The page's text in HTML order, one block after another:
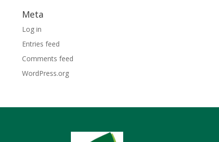
Meta
Log in
Entries feed
Comments feed
WordPress.org